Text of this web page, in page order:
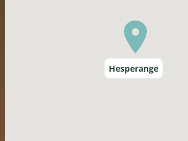
Hesperange